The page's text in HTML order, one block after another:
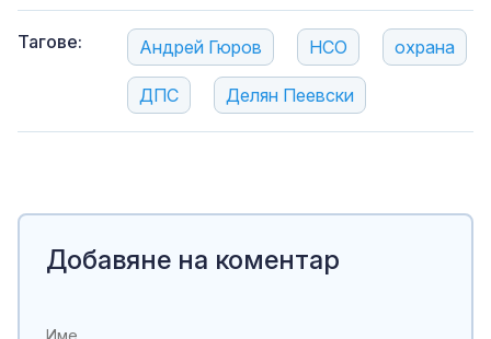
Тагове: Андрей Гюров НСО охрана
ДПС Делян Пеевски
Добавяне на коментар